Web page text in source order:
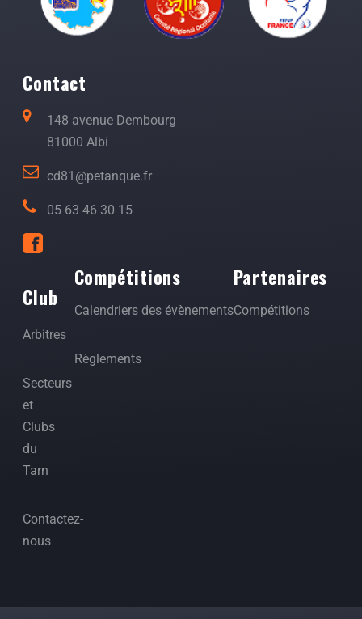
Contact
148 avenue Dembourg
81000 Albi
cd81@petanque.fr
05 63 46 30 15
Club
Arbitres
Secteurs
et
Clubs
du
Tarn
Contactez-
nous
Compétitions
Calendriers des évènements
Règlements
Partenaires
Compétitions